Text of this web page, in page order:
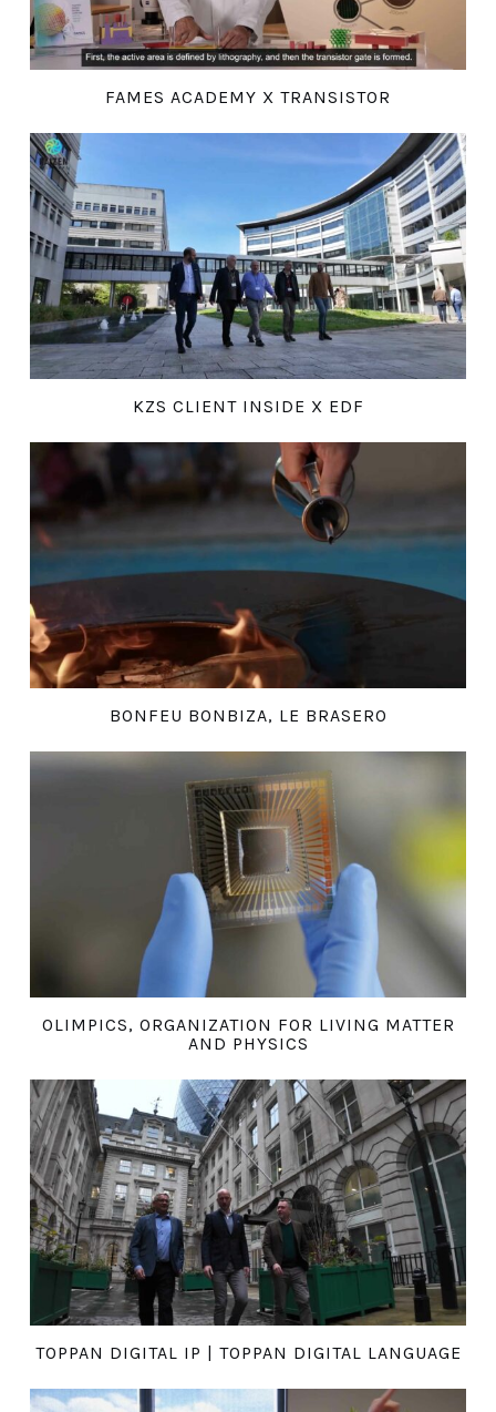
FAMES ACADEMY X TRANSISTOR
KZS CLIENT INSIDE X EDF
BONFEU BONBIZA, LE BRASERO
OLIMPICS, ORGANIZATION FOR LIVING MATTER
AND PHYSICS
TOPPAN DIGITAL IP | TOPPAN DIGITAL LANGUAGE